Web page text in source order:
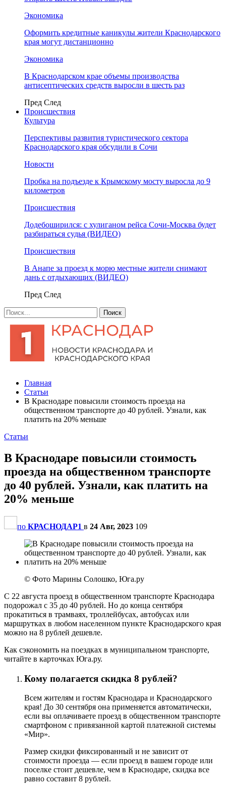
Экономика
Оформить кредитные каникулы жители Краснодарского
края могут дистанционно
Экономика
В Краснодарском крае объемы производства
антисептических средств выросли в шесть раз
Пред След
Происшествия
Культура
Перспективы развития туристического сектора
Краснодарского края обсудили в Сочи
Новости
Пробка на подъезде к Крымскому мосту выросла до 9
километров
Происшествия
Додебоширился: с хулиганом рейса Сочи-Москва будет
разбираться судья (ВИДЕО)
Происшествия
В Анапе за проезд к морю местные жители снимают
дань с отдыхающих (ВИДЕО)
Пред След
Главная
Статьи
В Краснодаре повысили стоимость проезда на
общественном транспорте до 40 рублей. Узнали, как
платить на 20% меньше
Статьи
В Краснодаре повысили стоимость
проезда на общественном транспорте
до 40 рублей. Узнали, как платить на
20% меньше
по КРАСНОДАР1 в 24 Авг, 2023 109
© Фото Марины Солошко, Юга.ру
С 22 августа проезд в общественном транспорте Краснодара
подорожал с 35 до 40 рублей. Но до конца сентября
прокатиться в трамваях, троллейбусах, автобусах или
маршрутках в любом населенном пункте Краснодарского края
можно на 8 рублей дешевле.
Как сэкономить на поездках в муниципальном транспорте,
читайте в карточках Юга.ру.
Кому полагается скидка 8 рублей?
Всем жителям и гостям Краснодара и Краснодарского
края! До 30 сентября она применяется автоматически,
если вы оплачиваете проезд в общественном транспорте
смартфоном с привязанной картой платежной системы
«Мир».
Размер скидки фиксированный и не зависит от
стоимости проезда — если проезд в вашем городе или
поселке стоит дешевле, чем в Краснодаре, скидка все
равно составит 8 рублей.